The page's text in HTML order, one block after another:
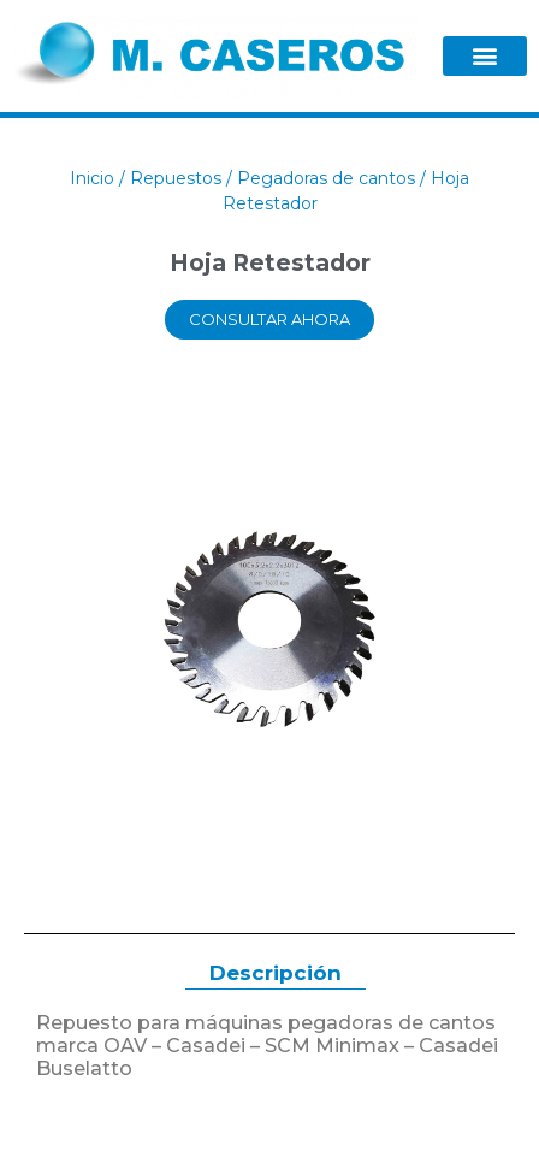
Inicio / Repuestos / Pegadoras de cantos / Hoja
Retestador
Hoja Retestador
CONSULTAR AHORA
Descripción
Repuesto para máquinas pegadoras de cantos
marca OAV – Casadei – SCM Minimax – Casadei
Buselatto